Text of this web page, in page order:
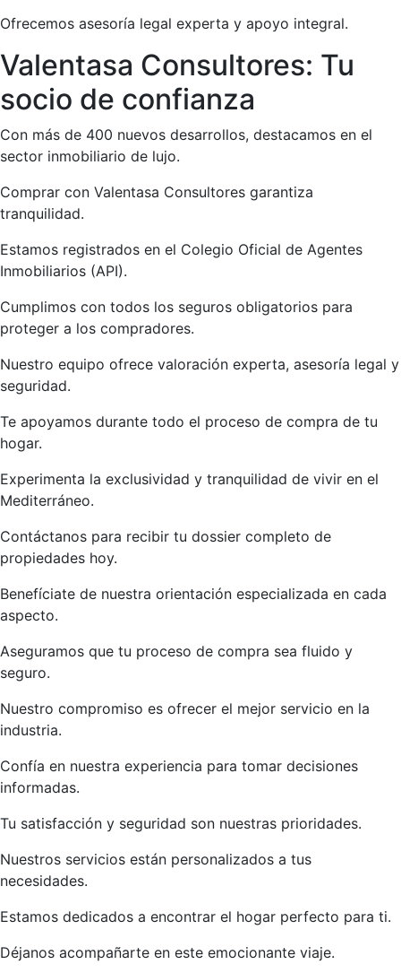
Ofrecemos asesoría legal experta y apoyo integral.
Valentasa Consultores: Tu
socio de confianza
Con más de 400 nuevos desarrollos, destacamos en el
sector inmobiliario de lujo.
Comprar con Valentasa Consultores garantiza
tranquilidad.
Estamos registrados en el Colegio Oficial de Agentes
Inmobiliarios (API).
Cumplimos con todos los seguros obligatorios para
proteger a los compradores.
Nuestro equipo ofrece valoración experta, asesoría legal y
seguridad.
Te apoyamos durante todo el proceso de compra de tu
hogar.
Experimenta la exclusividad y tranquilidad de vivir en el
Mediterráneo.
Contáctanos para recibir tu dossier completo de
propiedades hoy.
Benefíciate de nuestra orientación especializada en cada
aspecto.
Aseguramos que tu proceso de compra sea fluido y
seguro.
Nuestro compromiso es ofrecer el mejor servicio en la
industria.
Confía en nuestra experiencia para tomar decisiones
informadas.
Tu satisfacción y seguridad son nuestras prioridades.
Nuestros servicios están personalizados a tus
necesidades.
Estamos dedicados a encontrar el hogar perfecto para ti.
Déjanos acompañarte en este emocionante viaje.